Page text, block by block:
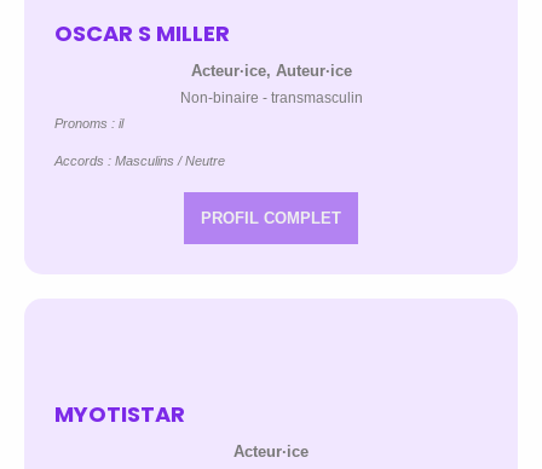
OSCAR S MILLER
Acteur·ice, Auteur·ice
Non-binaire - transmasculin
Pronoms : il
Accords : Masculins / Neutre
PROFIL COMPLET
MYOTISTAR
Acteur·ice